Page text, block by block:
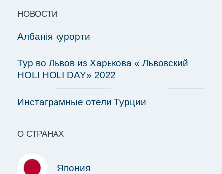
НОВОСТИ
Албанія курорти
Тур во Львов из Харькова « Львовский
HOLI HOLI DAY» 2022
Инстаграмные отели Турции
О СТРАНАХ
Япония